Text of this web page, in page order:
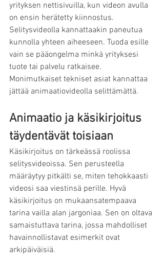
yrityksen nettisivuilla, kun videon avulla
on ensin herätetty kiinnostus.
Selitysvideolla kannattaakin paneutua
kunnolla yhteen aiheeseen. Tuoda esille
vain se pääongelma minkä yrityksesi
tuote tai palvelu ratkaisee.
Monimutkaiset tekniset asiat kannattaa
jättää animaatiovideolla selittämättä.
Animaatio ja käsikirjoitus
täydentävät toisiaan
Käsikirjoitus on tärkeässä roolissa
selitysvideoissa. Sen perusteella
määräytyy pitkälti se, miten tehokkaasti
videosi saa viestinsä perille. Hyvä
käsikirjoitus on mukaansatempaava
tarina vailla alan jargoniaa. Sen on oltava
samaistuttava tarina, jossa mahdolliset
havainnollistavat esimerkit ovat
arkipäiväisiä.